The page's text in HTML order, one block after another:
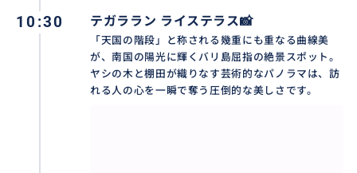
安：車1台につき500円〜1,000円程度）など
❖ 送迎対象エリア：
バリ島の空港、ヌサドゥア、ベノア、ジンバラン、ク
タ、レギャン、スミニャック、クロボカン、チャング
ー、サヌール、ウブド。
10:30 テガララン ライステラス📸
「天国の階段」と称される幾重にも重なる曲線美
が、南国の陽光に輝くバリ島屈指の絶景スポット。
ヤシの木と棚田が織りなす芸術的なパノラマは、訪
れる人の心を一瞬で奪う圧倒的な美しさです。